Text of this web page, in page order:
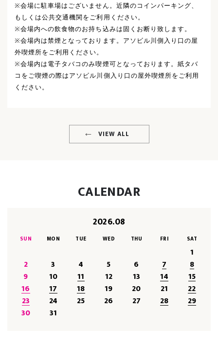
※会場に駐車場はございません。近隣のコインパーキング、
もしくは公共交通機関をご利用ください。
※会場内への飲食物のお持ち込みは固くお断り致します。
※会場内は禁煙となっております。アソビル川側入り口の屋
外喫煙所をご利用ください。
※会場内は電子タバコのみ喫煙可となっております。紙タバ
コをご喫煙の際はアソビル川側入り口の屋外喫煙所をご利用
ください。
VIEW ALL
CALENDAR
2026.08
SUN MON TUE WED THU FRI SAT
1
2
3 4 5 6 7
8
9
10 11 12 13 14
15
16
17 18 19 20 21
22
23
24 25 26 27 28
29
30
31